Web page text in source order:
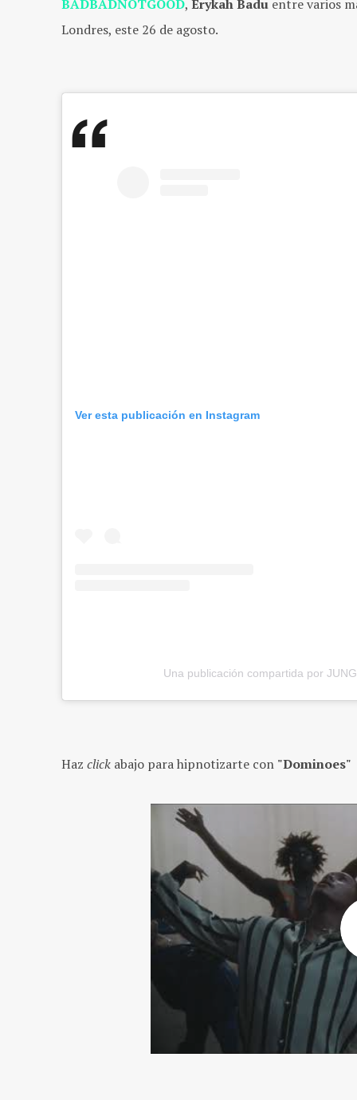
BADBADNOTGOOD, Erykah Badu entre varios
Londres, este 26 de agosto.
Ver esta publicación en Instagram
Una publicación compartida por
Haz click abajo para hipnotizarte con "Dominoes"